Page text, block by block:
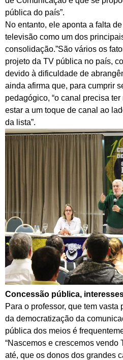
pública do país”.
No entanto, ele aponta a falta
televisão como um dos
consolidação.”São vários os
projeto da TV pública no país,
devido à dificuldade de
ainda afirma que, para cumprir
pedagógico, “o canal precisa
estar a um toque de canal ao
da lista”.
Concessão pública,
Para o professor, que tem
da democratização da
pública dos meios é
“Nascemos e crescemos vendo
até, que os donos dos grandes